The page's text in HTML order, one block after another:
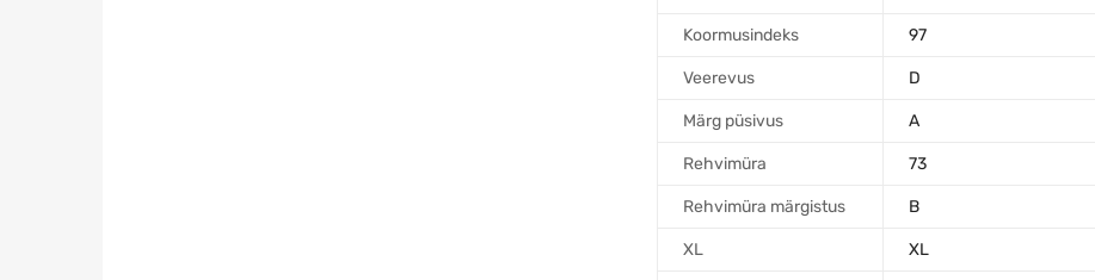
Koormusindeks 97
Veerevus D
Märg püsivus A
Rehvimüra 73
Rehvimüra märgistus B
XL XL